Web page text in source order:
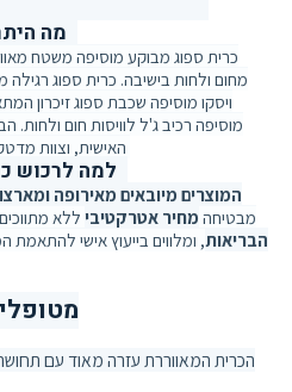
כרית ספוג מבוקע מוסיפה משטח
מחום ולחות בישיבה. כרית ספוג
ויסקו מוסיפה שכבת ספוג זיכרון
מוסיפה רכיב ג'ל לוויסות חום ולחות.
המוצרים מיובאים מאירופה
מבטיחה מחיר אטרקטיבי ללא
הבריאות, ומלווים בייעוץ אישי